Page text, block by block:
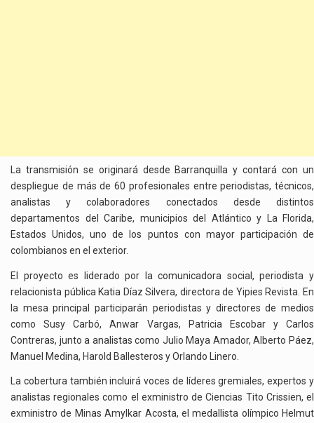
La transmisión se originará desde Barranquilla y contará con un
despliegue de más de 60 profesionales entre periodistas, técnicos,
analistas y colaboradores conectados desde distintos
departamentos del Caribe, municipios del Atlántico y La Florida,
Estados Unidos, uno de los puntos con mayor participación de
colombianos en el exterior.
El proyecto es liderado por la comunicadora social, periodista y
relacionista pública Katia Díaz Silvera, directora de Yipies Revista. En
la mesa principal participarán periodistas y directores de medios
como Susy Carbó, Anwar Vargas, Patricia Escobar y Carlos
Contreras, junto a analistas como Julio Maya Amador, Alberto Páez,
Manuel Medina, Harold Ballesteros y Orlando Linero.
La cobertura también incluirá voces de líderes gremiales, expertos y
analistas regionales como el exministro de Ciencias Tito Crissien, el
exministro de Minas Amylkar Acosta, el medallista olímpico Helmut